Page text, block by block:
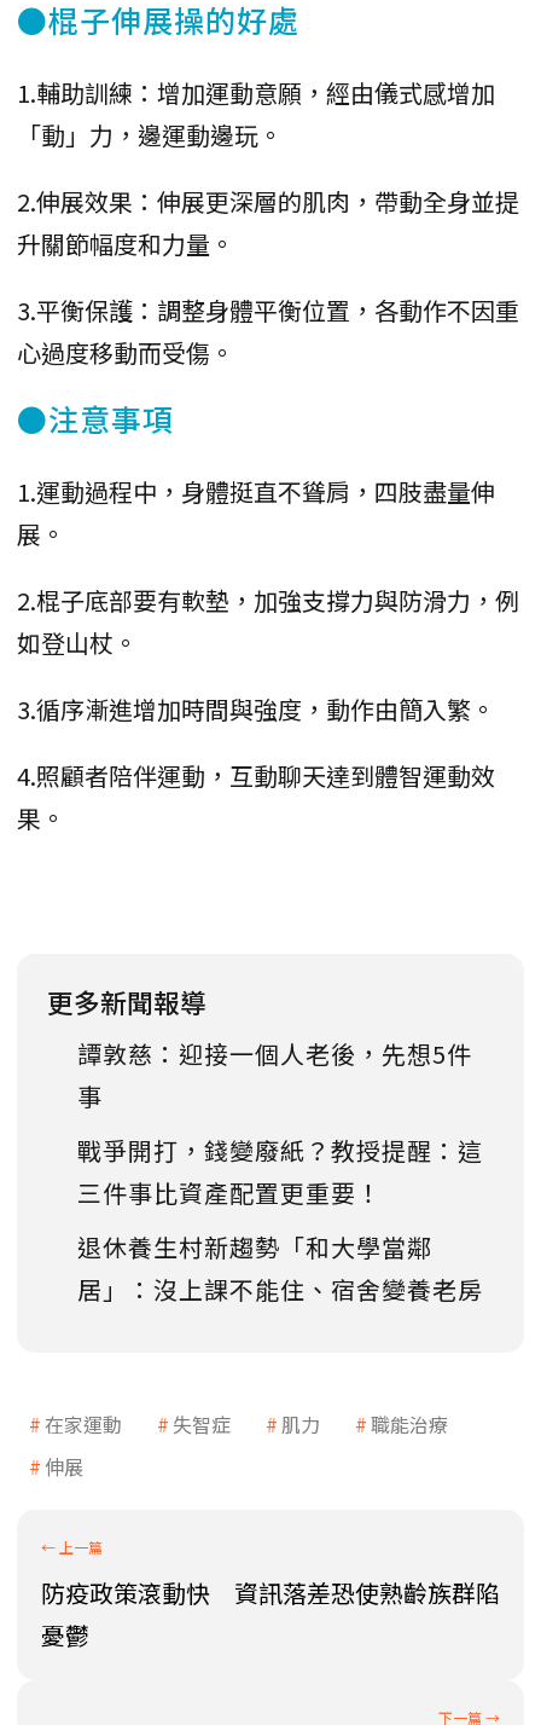
●棍子伸展操的好處
1.輔助訓練：增加運動意願，經由儀式感增加
「動」力，邊運動邊玩。
2.伸展效果：伸展更深層的肌肉，帶動全身並提
升關節幅度和力量。
3.平衡保護：調整身體平衡位置，各動作不因重
心過度移動而受傷。
●注意事項
1.運動過程中，身體挺直不聳肩，四肢盡量伸
展。
2.棍子底部要有軟墊，加強支撐力與防滑力，例
如登山杖。
3.循序漸進增加時間與強度，動作由簡入繁。
4.照顧者陪伴運動，互動聊天達到體智運動效
果。
更多新聞報導
譚敦慈：迎接一個人老後，先想5件
事
戰爭開打，錢變廢紙？教授提醒：這
三件事比資產配置更重要！
退休養生村新趨勢「和大學當鄰
居」：沒上課不能住、宿舍變養老房
在家運動 失智症 肌力
職能治療
伸展
防疫政策滾動快 資訊落差恐使熟齡族群陷
憂鬱